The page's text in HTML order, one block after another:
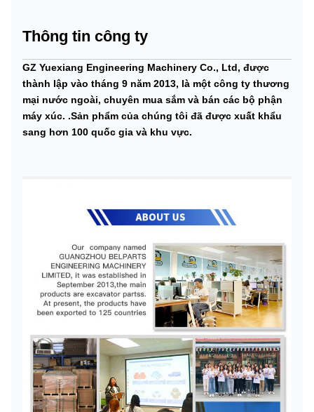
Thông tin công ty
GZ Yuexiang Engineering Machinery Co., Ltd, được
thành lập vào tháng 9 năm 2013, là một công ty thương
mại nước ngoài, chuyên mua sắm và bán các bộ phận
máy xúc. .Sản phẩm của chúng tôi đã được xuất khẩu
sang hơn 100 quốc gia và khu vực.